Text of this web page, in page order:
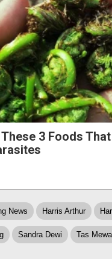
3 Foods
News Harris Arthur
Sandra Dewi Tas